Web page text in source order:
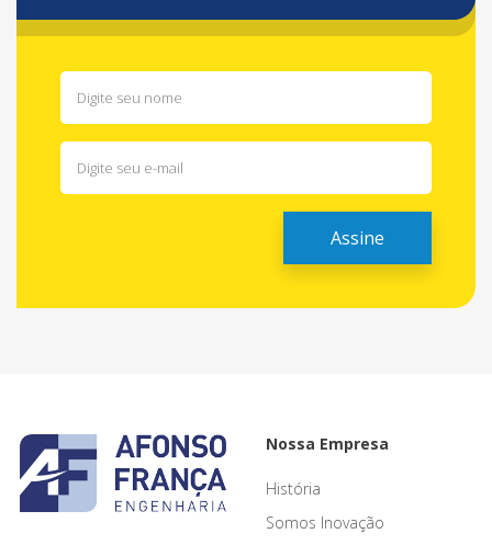
Nossa Empresa
História
Somos Inovação